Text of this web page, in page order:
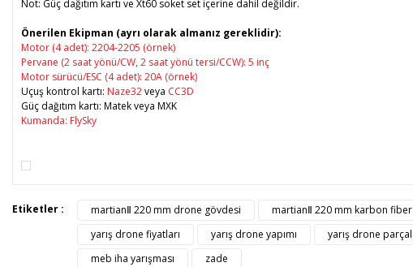
Not: Güç dağıtım kartı ve Xt60 soket set içerine dahil değildir.
Önerilen Ekipman (ayrı olarak almanız gereklidir):
Motor (4 adet): 2204-2205 (örnek)
Pervane (2 saat yönü/CW, 2 saat yönü tersi/CCW): 5 inç
Motor sürücü/ESC (4 adet): 20A (örnek)
Uçuş kontrol kartı: Naze32veya CC3D
Güç dağıtım kartı: Matek veya MXK
Kumanda: FlySky
Bu ürüne ilk yorumu siz
Bu ürünün fiyat bilgisi, resim, ürün açıklamalarında ve diğer konularda
Görüş ve önerileriniz için teşekkür ederiz.
Etiketler : martianⅡ 220 mm drone gövdesi martianⅡ 220 mm karbon
yarış drone fiyatları
yarış drone yapımı yarış drone
meb iha yarışması
zade